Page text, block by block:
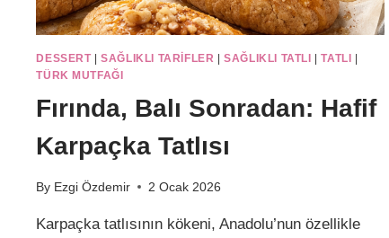
DESSERT|SAĞLIKLI TARIFLER |SAĞLIKLI TATLI |TATLI
TÜRK MUTFAĞI
Fırında, Balı Sonradan: Hafif
Karpaçka Tatlısı
By Ezgi Özdemir 2 Ocak 2026
Karpaçka tatlısının kökeni, Anadolu’nun özellikle